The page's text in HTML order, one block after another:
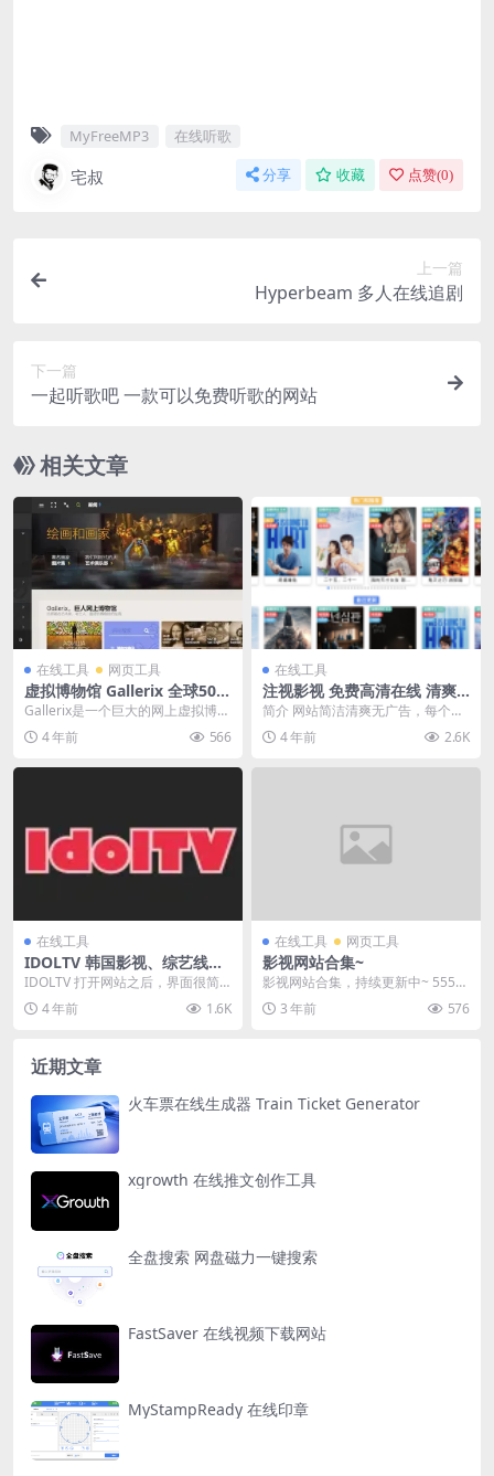
MyFreeMP3 在线听歌
宅叔 分享 收藏 点赞(0)
上一篇
Hyperbeam 多人在线追剧
下一篇
一起听歌吧 一款可以免费听歌的网站
相关文章
在线工具 网页工具
虚拟博物馆 Gallerix 全球50多
万名画免费下载
Gallerix是一个巨大的网上虚拟博物
馆，由俄罗斯联邦通信、信息技术
和大众传播...
4 年前 566
在线工具
注视影视 免费高清在线 清爽
无广告
简介 网站简洁清爽无广告，每个影
视在封面都有标注豆瓣评分、清晰
度。主要包含电影、...
4 年前 2.6K
在线工具
IDOLTV 韩国影视、综艺线上
免费看
IDOLTV 打开网站之后，界面很简
单。你可以看韩国电影、电视剧、
综艺、以及影视...
4 年前 1.6K
在线工具 网页工具
影视网站合集~
影视网站合集，持续更新中~ 555电
影 ：比较全面的影视资源网站 视频
啦： 最新...
3 年前 576
近期文章
火车票在线生成器 Train Ticket Generator
xgrowth 在线推文创作工具
全盘搜索 网盘磁力一键搜索
FastSaver 在线视频下载网站
MyStampReady 在线印章